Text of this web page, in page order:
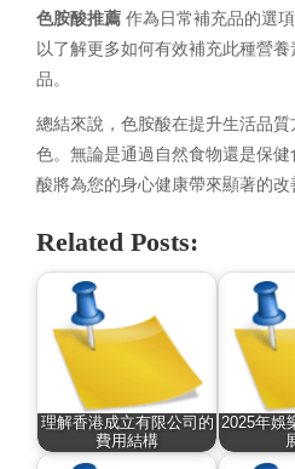
色胺酸推薦 作為日常補充品的選
以了解更多如何有效補充此種營
品。
總結來說，色胺酸在提升生活品
色。無論是通過自然食物還是保
酸將為您的身心健康帶來顯著的改
Related Posts:
理解香港成立有限公司的
費用結構
2025年娛